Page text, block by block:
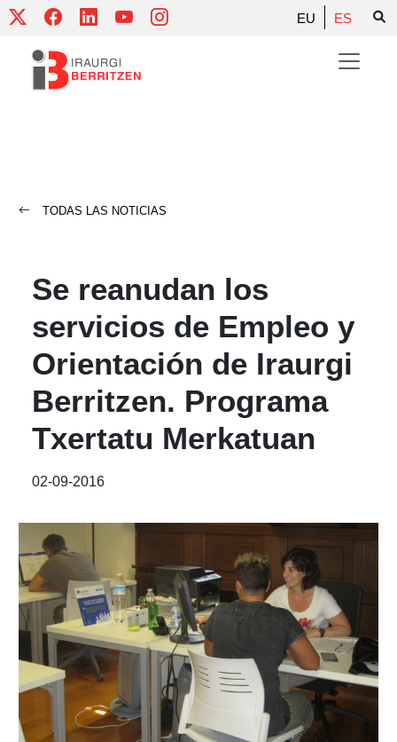
Skip
content
EU ES
TODAS LAS NOTICIAS
Se reanudan los
servicios de Empleo y
Orientación de Iraurgi
Berritzen. Programa
Txertatu Merkatuan
02-09-2016